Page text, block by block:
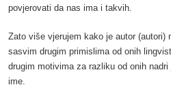
povjerovati da nas ima i takvih.
Zato više vjerujem kako je autor (autori)
sasvim drugim primislima od onih
drugim motivima za razliku od onih
ime.